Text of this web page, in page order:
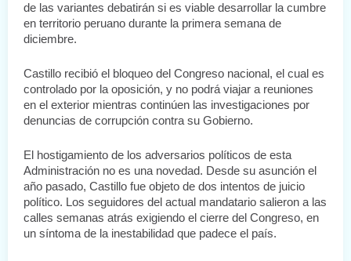
de las variantes debatirán si es viable desarrollar la cumbre
en territorio peruano durante la primera semana de
diciembre.
Castillo recibió el bloqueo del Congreso nacional, el cual es
controlado por la oposición, y no podrá viajar a reuniones
en el exterior mientras continúen las investigaciones por
denuncias de corrupción contra su Gobierno.
El hostigamiento de los adversarios políticos de esta
Administración no es una novedad. Desde su asunción el
año pasado, Castillo fue objeto de dos intentos de juicio
político. Los seguidores del actual mandatario salieron a las
calles semanas atrás exigiendo el cierre del Congreso, en
un síntoma de la inestabilidad que padece el país.